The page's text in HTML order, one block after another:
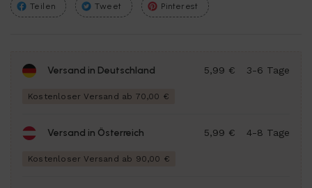
Teilen Tweet Pinterest
Versand in Deutschland 3-6 Tage
5,99 €
Kostenloser Versand ab 70,00 €
Versand in Österreich 4-8 Tage
5,99 €
Kostenloser Versand ab 90,00 €